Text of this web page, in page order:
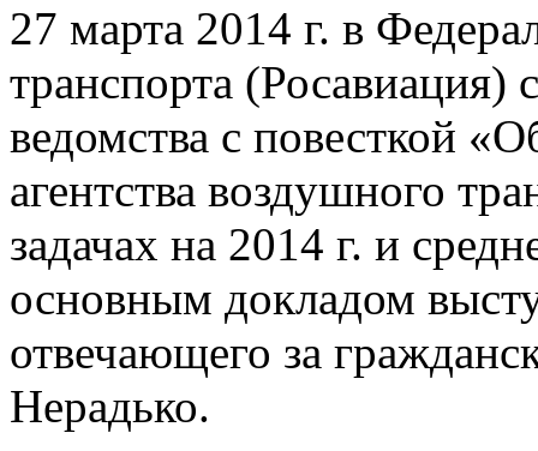
27 марта 2014 г. в
транспорта (Росавиация)
ведомства с повесткой
агентства воздушного
задачах на 2014 г. и
основным докладом
отвечающего за
Нерадько.